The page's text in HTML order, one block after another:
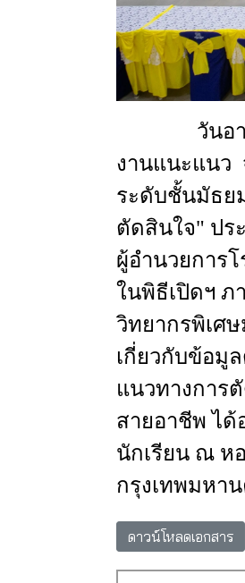
วันอาทิตย์
งานแนะแนว
ระดับชั้นมัธย
ตัดสินใจ" ปร
ผู้อำนวยการ
ในพิธีเปิดฯ ภ
วิทยากรพิเศ
เกี่ยวกับข้อมู
แนวทางการ
สายอาชีพ ไ
นักเรียน ณ ห
กรุงเทพมหา
ดาวน์โหลดเอกสาร